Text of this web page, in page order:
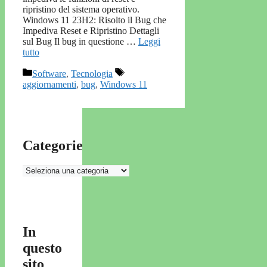
ripristino del sistema operativo.
Windows 11 23H2: Risolto il Bug che
Impediva Reset e Ripristino Dettagli
sul Bug Il bug in questione … Leggi
tutto
Categorie
Software, Tecnologia
Tag
aggiornamenti, bug, Windows 11
Categorie
Categorie
In
questo